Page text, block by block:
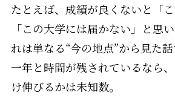
たとえば、成績が良くないと「こ
「この大学には届かない」と思
れは単なる“今の地点”から見た話
一年と時間が残されているなら
け伸びるかは未知数。